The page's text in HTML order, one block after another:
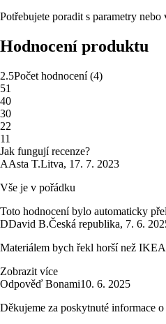
Potřebujete poradit s parametry nebo
Hodnocení produktu
2.5Počet hodnocení(4)
51
40
30
22
11
Jak fungují recenze?
AAsta T.Litva, 17. 7. 2023
Vše je v pořádku
Toto hodnocení bylo automaticky
DDavid B.Česká republika, 7. 6.
Materiálem bych řekl horší než
Zobrazit více
Odpověď Bonami10. 6. 2025
Děkujeme za poskytnuté informace